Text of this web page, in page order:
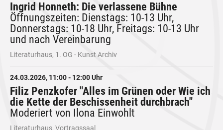
Ingrid Honneth: Die verlassene Bühne
Öffnungszeiten: Dienstags: 10-13 Uhr,
Donnerstags: 10-18 Uhr, Freitags: 10-13 Uhr
und nach Vereinbarung
Literaturhaus, 1. OG - Kunst Archiv
24.03.2026, 11:00 - 12:00 Uhr
Filiz Penzkofer "Alles im Grünen oder Wie ich
die Kette der Beschissenheit durchbrach"
Moderiert von Ilona Einwohlt
Literaturhaus, Vortragssaal